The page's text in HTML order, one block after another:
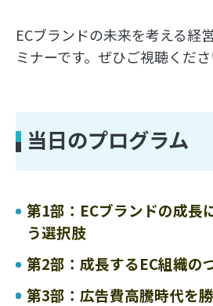
ECブランドの未来を考える経
ミナーです。ぜひご視聴くださ
当日のプログラム
第1部：ECブランドの成長
う選択肢
第2部：成長するEC組織の
第3部：広告費高騰時代を